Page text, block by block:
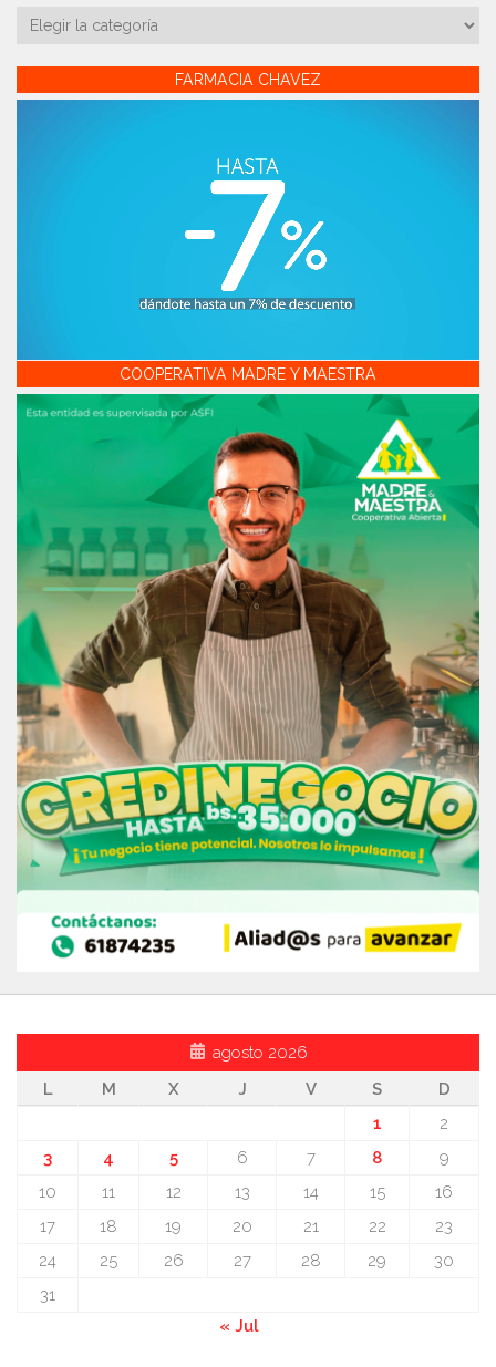
Categorías
FARMACIA CHAVEZ
COOPERATIVA MADRE Y MAESTRA
agosto 2026
L
M X J V S
D
1
2
3
4 5 6 7 8
9
10
11 12 13 14 15
16
17
18 19 20 21 22
23
24
25 26 27 28 29
30
31
« Jul